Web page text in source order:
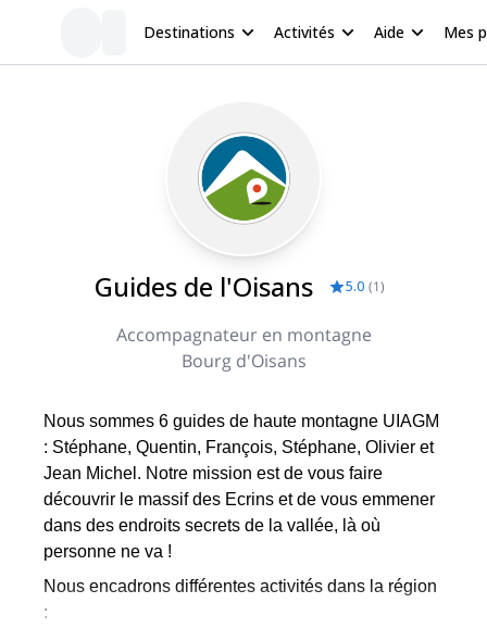
Destinations Activités Aide Mes
Guides de l'Oisans 5.0 (1)
Accompagnateur en montagne
Bourg d'Oisans
Nous sommes 6 guides de haute montagne UIAGM
: Stéphane, Quentin, François, Stéphane, Olivier et
Jean Michel. Notre mission est de vous faire
découvrir le massif des Ecrins et de vous emmener
dans des endroits secrets de la vallée, là où
personne ne va !
Nous encadrons différentes activités dans la région
: